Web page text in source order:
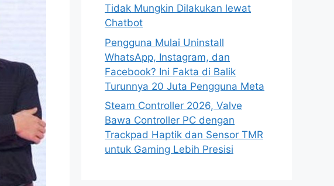
Tidak Mungkin Dilakukan lewat
Chatbot
Pengguna Mulai Uninstall
WhatsApp, Instagram, dan
Facebook? Ini Fakta di Balik
Turunnya 20 Juta Pengguna Meta
Steam Controller 2026, Valve
Bawa Controller PC dengan
Trackpad Haptik dan Sensor TMR
untuk Gaming Lebih Presisi